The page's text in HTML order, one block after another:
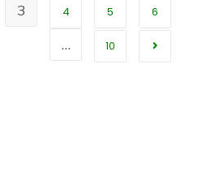
3 4 5 6
… 10